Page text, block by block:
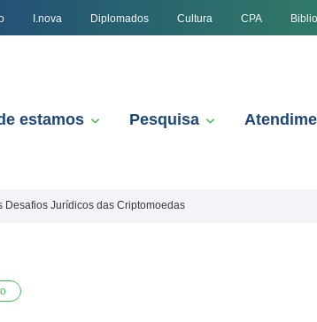
I.nova Diplomados Cultura CPA
estamos Pesquisa
Desafios Jurídicos das Criptomoedas